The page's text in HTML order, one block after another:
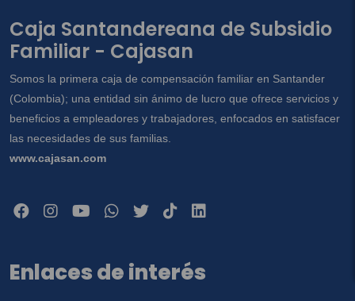
Caja Santandereana de Subsidio
Familiar - Cajasan
Somos la primera caja de compensación familiar en Santander
(Colombia); una entidad sin ánimo de lucro que ofrece servicios y
beneficios a empleadores y trabajadores, enfocados en satisfacer
las necesidades de sus familias.
www.cajasan.com
Enlaces de interés